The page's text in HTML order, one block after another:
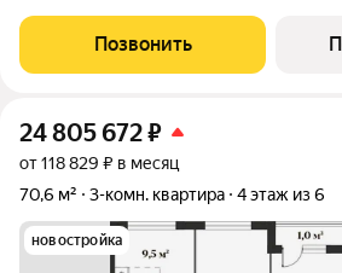
Несмотря на удаленность от
магистралей добраться до центра
Позвонить
24 805 672₽
от 118 829 ₽ в месяц
70,6 м²
3-комн. квартира 4 этаж из 6
новостройка